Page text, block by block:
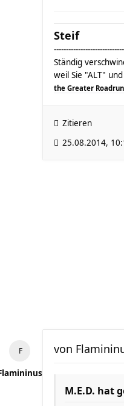
Steif
Ständig
weil Sie "ALT"
the Greater
Zitieren
25.08.2014,
von
M.E.D. hat